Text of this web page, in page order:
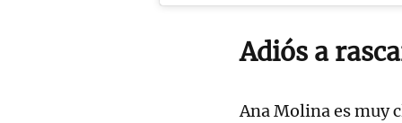
Adiós a
Ana Molina es muy